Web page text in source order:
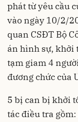
phát từ yêu cầu
vào ngày 10/2/
quan CSĐT Bộ
án hình sự, khởi
tạm giam 4
đương chức của
5 bị can bị khởi
tác điều tra